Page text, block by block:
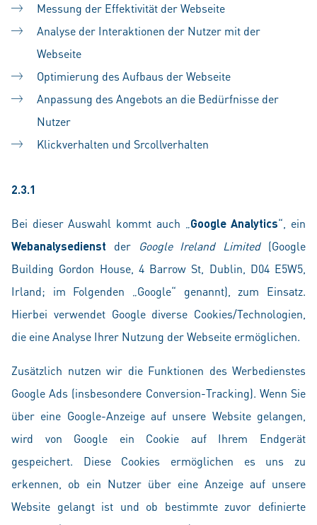
Messung der Effektivität der Webseite
Analyse der Interaktionen der Nutzer mit der
Webseite
Optimierung des Aufbaus der Webseite
Anpassung des Angebots an die Bedürfnisse der
Nutzer
Klickverhalten und Srcollverhalten
2.3.1
Bei dieser Auswahl kommt auch „ Google Analytics“, ein
Webanalysedienst der Google Ireland Limited(Google
Building Gordon House, 4 Barrow St, Dublin, D04 E5W5,
Irland; im Folgenden „Google“ genannt), zum Einsatz.
Hierbei verwendet Google diverse Cookies/Technologien,
die eine Analyse Ihrer Nutzung der Webseite ermöglichen.
Zusätzlich nutzen wir die Funktionen des Werbedienstes
Google Ads (insbesondere Conversion-Tracking). Wenn Sie
über eine Google-Anzeige auf unsere Website gelangen,
wird von Google ein Cookie auf Ihrem Endgerät
gespeichert. Diese Cookies ermöglichen es uns zu
erkennen, ob ein Nutzer über eine Anzeige auf unsere
Website gelangt ist und ob bestimmte zuvor definierte